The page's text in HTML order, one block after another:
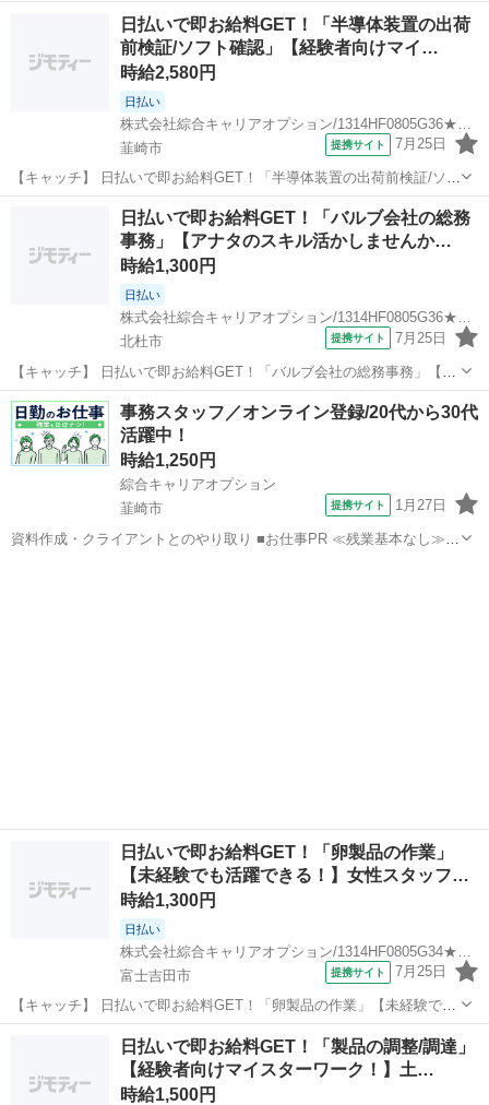
す。 薬剤師をトータルに支える薬剤師パートナーです。 雇用期間1年
(更新あり) 【経験・資格】<応募要件> 無資格可 経験者条件優遇 <歓迎
要件> 医療又は薬局事務...
アルバイト・パート
日払いで即お給料GET！「半導体装置の出荷
前検証/ソフト確認」【経験者向けマイ…
時給2,580円
日払い
韮崎市
提携サイト 7月25日
【キャッチ】 日払いで即お給料GET！「半導体装置の出荷前検証/ソフ
ト確認」【経験者向けマイスターワーク！】土日祝休み！高収入ワー
ク！高時給2580円！ 【コメント】 製造のお仕事をお探しにおススメ♪
「未経験でも出来る...
韮崎市 一般事務
日払いで即お給料GET！「バルブ会社の総務
事務」【アナタのスキル活かしませんか…
時給1,300円
日払い
株式会社綜合キャリアオプション/1314HF0805G36★43-S
北杜市
提携サイト 7月25日
【キャッチ】 日払いで即お給料GET！「バルブ会社の総務事務」【ア
ナタのスキル活かしませんか？】残業ほぼナシでプラ充！高時給1300
円！ 【コメント】 製造のお仕事が豊富★未経験で働いてみたい方も大
歓迎！ 「未経験だけど...
山梨 北杜市 一般事務
事務スタッフ／オンライン登録/20代から30代
活躍中！
時給1,250円
綜合キャリアオプション
韮崎市
提携サイト 1月27日
資料作成・クライアントとのやり取り ■お仕事PR ≪残業基本なし≫
日払いで即お給料GET！「卵製品の作業」
【未経験でも活躍できる！】女性スタッフ…
時給1,300円
日払い
富士吉田市
提携サイト 7月25日
【キャッチ】 日払いで即お給料GET！「卵製品の作業」【未経験でも
活躍できる！】女性スタッフさんも活躍中♪残業ほぼナシ！少人数体
制！高時給1300円！ 【コメント】 製造のお仕事をお探しの方必見！
「経験ないけど大丈夫か...
富士吉田市 一般事務
日払いで即お給料GET！「製品の調整/調達」
【経験者向けマイスターワーク！】土…
時給1,500円